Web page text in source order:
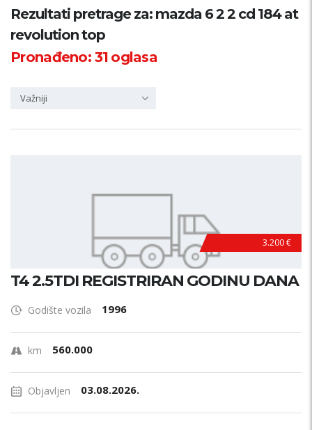
Kategorija
Županija
Rezultati pretrage za: mazda 6 2 2 cd 184 at
revolution top
Pronađeno:31oglasa
Važniji
3.200 €
T4 2.5TDI REGISTRIRAN GODINU DANA
Godište vozila 1996
km 560.000
Objavljen 03.08.2026.